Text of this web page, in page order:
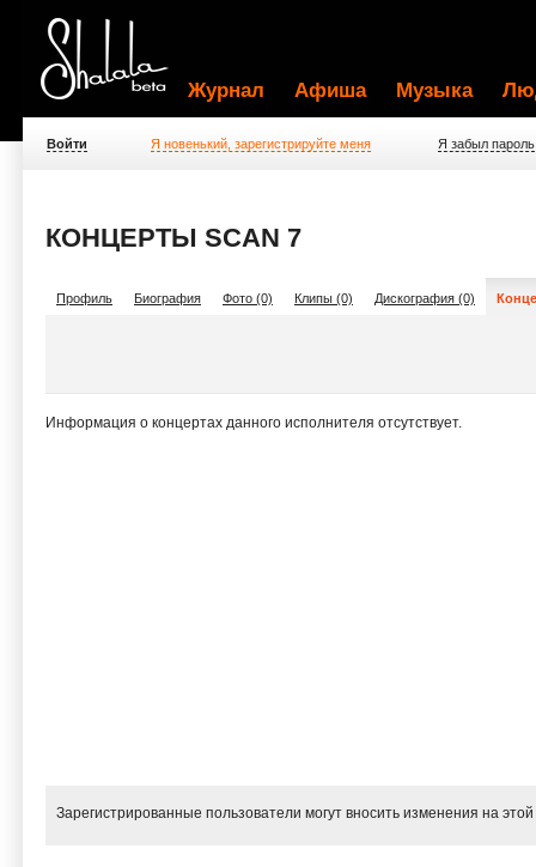
Журнал Афиша Музыка
Войти Я новенький, зарегистрируйте меня Я забыл пароль
КОНЦЕРТЫ SCAN 7
Профиль Биография Фото (0) Клипы (0) Дискография (0)
Информация о концертах данного исполнителя отсутствует.
Зарегистрированные пользователи могут вносить изменения на